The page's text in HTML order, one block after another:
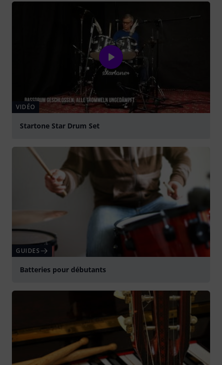
VIDÉO
Startone Star Drum Set
GUIDES
Batteries pour débutants